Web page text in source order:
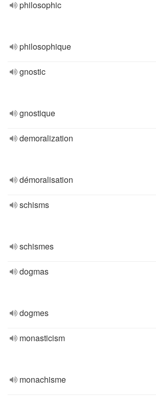
philosophic
philosophique
gnostic
gnostique
demoralization
démoralisation
schisms
schismes
dogmas
dogmes
monasticism
monachisme